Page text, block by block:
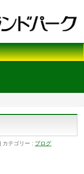
カテゴリー : ブログ